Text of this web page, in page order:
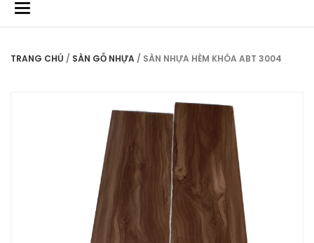
Toggle
navigation
TRANG CHỦ / SÀN GỖ NHỰA / SÀN NHỰA HÈM KHÓA ABT 3004